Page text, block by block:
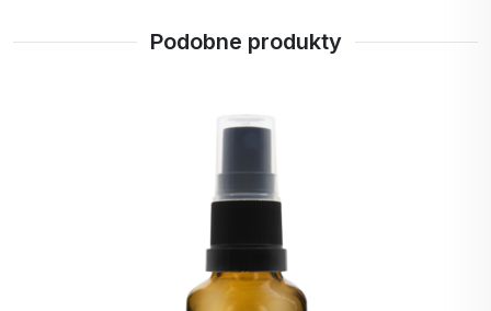
przeciwbakteryjnie, ułatwia
odkrztuszanie i zmniejsza
substancje działają w suchych
stanach zapalnych górnych
dróg oddechowych, zmniejszają
podrażnienie kaszlu.
Tymianek pospolity (Thymus
vulgaris) ma działanie
przeciwbakteryjne dzięki olejkom
Podobne produkty